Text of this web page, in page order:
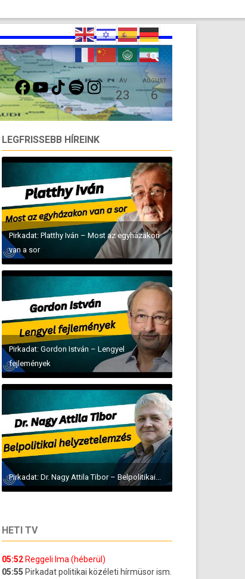
FACEBOOKYOUTUBETIKTOKSPOTIFYINSTAGRAMÁV
23
AUGUST
6
LEGFRISSEBB HÍREINK
Pirkadat: Platthy Iván – Most az egyházakon
van a sor
Pirkadat: Gordon István – Lengyel
fejlemények
Pirkadat: Dr. Nagy Attila Tibor – Belpolitikai...
HETI TV